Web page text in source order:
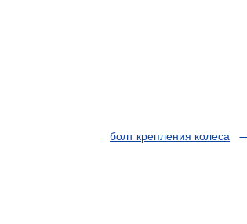
болт крепления колеса